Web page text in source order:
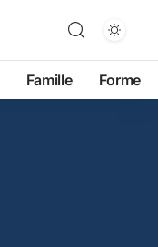
Famille Forme